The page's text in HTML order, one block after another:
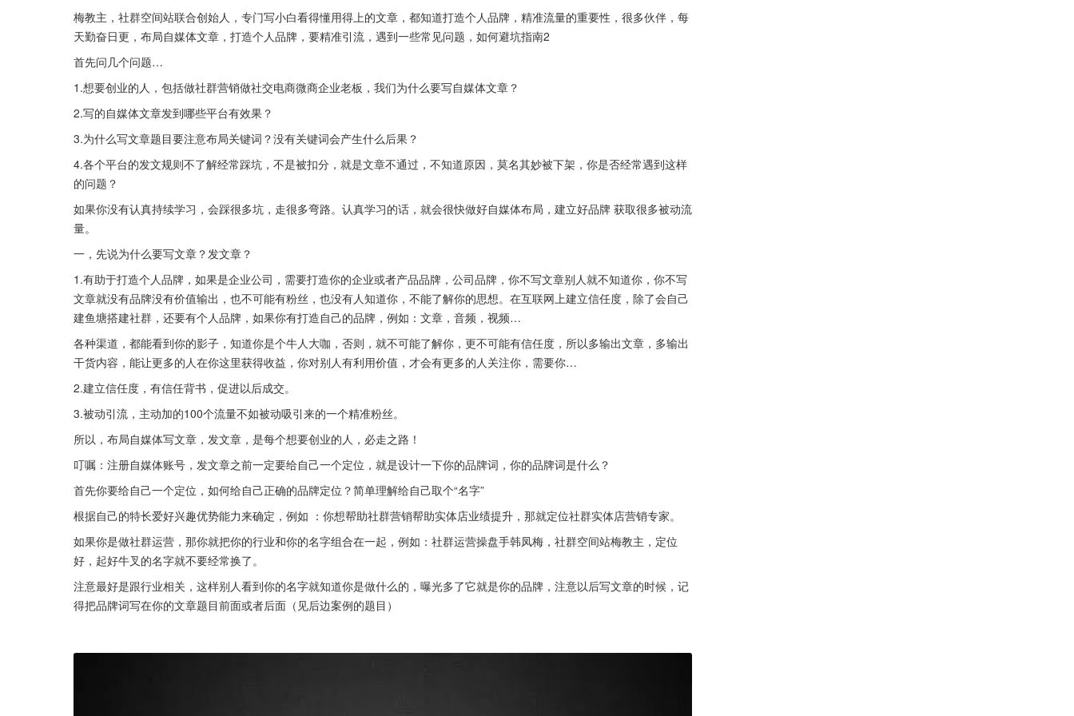
梅教主，社群空间站联合创始人，专门写小白看得懂用得上的文章，都知道打造个人品牌，精准流量的重要性，很多伙伴，每
天勤奋日更，布局自媒体文章，打造个人品牌，要精准引流，遇到一些常见问题，如何避坑指南2
首先问几个问题…
1.想要创业的人，包括做社群营销做社交电商微商企业老板，我们为什么要写自媒体文章？
2.写的自媒体文章发到哪些平台有效果？
3.为什么写文章题目要注意布局关键词？没有关键词会产生什么后果？
4.各个平台的发文规则不了解经常踩坑，不是被扣分，就是文章不通过，不知道原因，莫名其妙被下架，你是否经常遇到这样
的问题？
如果你没有认真持续学习，会踩很多坑，走很多弯路。认真学习的话，就会很快做好自媒体布局，建立好品牌 获取很多被动流
量。
一，先说为什么要写文章？发文章？
1.有助于打造个人品牌，如果是企业公司，需要打造你的企业或者产品品牌，公司品牌，你不写文章别人就不知道你，你不写
文章就没有品牌没有价值输出，也不可能有粉丝，也没有人知道你，不能了解你的思想。在互联网上建立信任度，除了会自己
建鱼塘搭建社群，还要有个人品牌，如果你有打造自己的品牌，例如：文章，音频，视频…
各种渠道，都能看到你的影子，知道你是个牛人大咖，否则，就不可能了解你，更不可能有信任度，所以多输出文章，多输出
干货内容，能让更多的人在你这里获得收益，你对别人有利用价值，才会有更多的人关注你，需要你…
2.建立信任度，有信任背书，促进以后成交。
3.被动引流，主动加的100个流量不如被动吸引来的一个精准粉丝。
所以，布局自媒体写文章，发文章，是每个想要创业的人，必走之路！
叮嘱：注册自媒体账号，发文章之前一定要给自己一个定位，就是设计一下你的品牌词，你的品牌词是什么？
首先你要给自己一个定位，如何给自己正确的品牌定位？简单理解给自己取个“名字”
根据自己的特长爱好兴趣优势能力来确定，例如 ：你想帮助社群营销帮助实体店业绩提升，那就定位社群实体店营销专家。
如果你是做社群运营，那你就把你的行业和你的名字组合在一起，例如：社群运营操盘手韩凤梅，社群空间站梅教主，定位
好，起好牛叉的名字就不要经常换了。
注意最好是跟行业相关，这样别人看到你的名字就知道你是做什么的，曝光多了它就是你的品牌，注意以后写文章的时候，记
得把品牌词写在你的文章题目前面或者后面（见后边案例的题目）